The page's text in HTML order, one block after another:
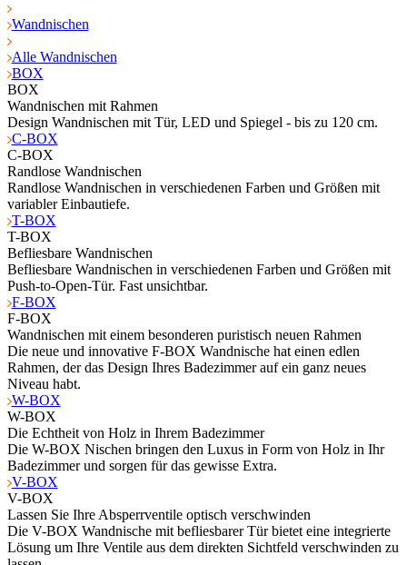
Wandnischen
Alle Wandnischen
BOX
BOX
Wandnischen mit Rahmen
Design Wandnischen mit Tür, LED und Spiegel - bis zu 120 cm.
C-BOX
C-BOX
Randlose Wandnischen
Randlose Wandnischen in verschiedenen Farben und Größen mit
variabler Einbautiefe.
T-BOX
T-BOX
Befliesbare Wandnischen
Befliesbare Wandnischen in verschiedenen Farben und Größen mit
Push-to-Open-Tür. Fast unsichtbar.
F-BOX
F-BOX
Wandnischen mit einem besonderen puristisch neuen Rahmen
Die neue und innovative F-BOX Wandnische hat einen edlen
Rahmen, der das Design Ihres Badezimmer auf ein ganz neues
Niveau habt.
W-BOX
W-BOX
Die Echtheit von Holz in Ihrem Badezimmer
Die W-BOX Nischen bringen den Luxus in Form von Holz in Ihr
Badezimmer und sorgen für das gewisse Extra.
V-BOX
V-BOX
Lassen Sie Ihre Absperrventile optisch verschwinden
Die V-BOX Wandnische mit befliesbarer Tür bietet eine integrierte
Lösung um Ihre Ventile aus dem direkten Sichtfeld verschwinden zu